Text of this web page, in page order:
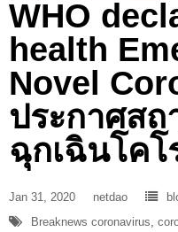
WHO
health
Novel
ประกาศส
ฉุกเฉินโคโ
Jan 31, 2020 netdao
Breaknews coronavirus,